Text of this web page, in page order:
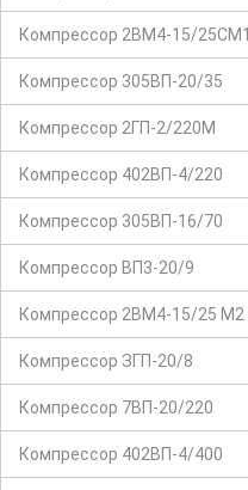
Компрессор 2ВМ4-15/25СМ1
Компрессор 305ВП-20/35
Компрессор 2ГП-2/220М
Компрессор 402ВП-4/220
Компрессор 305ВП-16/70
Компрессор ВП3-20/9
Компрессор 2ВМ4-15/25 М2
Компрессор ЗГП-20/8
Компрессор 7ВП-20/220
Компрессор 402ВП-4/400